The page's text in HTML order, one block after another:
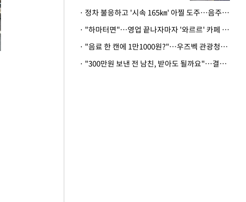
· 정차 불응하고 '시속 165㎞' 아찔 도주…음주운전자 체포
· "하마터면"…영업 끝나자마자 '와르르' 카페 테라스 덮친 대리석 외벽
· "음료 한 캔에 1만1000원?"…우즈벡 관광청까지 나섰다, 유튜버 폭로 후폭풍
· "300만원 보낸 전 남친, 받아도 될까요"…결혼 앞둔 예비신부의 뜻밖 고충